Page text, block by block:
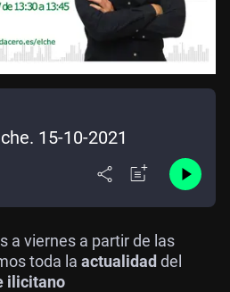
15-10-2021
a viernes a partir de las
toda la actualidad del
ilicitano